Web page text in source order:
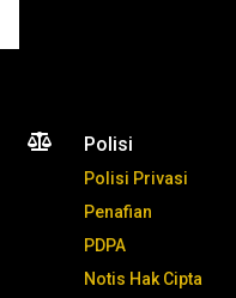
 Polisi
Polisi Privasi
Penafian
PDPA
Notis Hak Cipta